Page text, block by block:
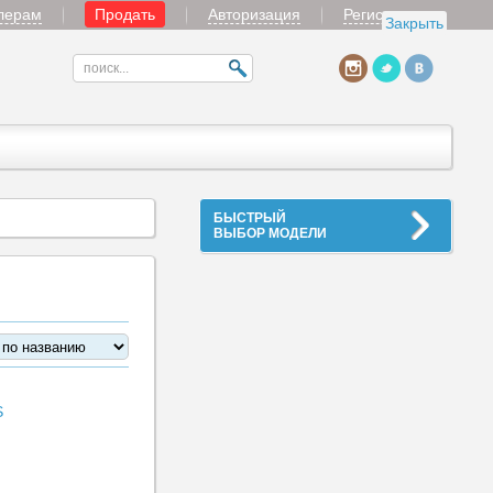
Закрыть
Продать Авторизация Регистрация
БЫСТРЫЙ
ВЫБОР МОДЕЛИ